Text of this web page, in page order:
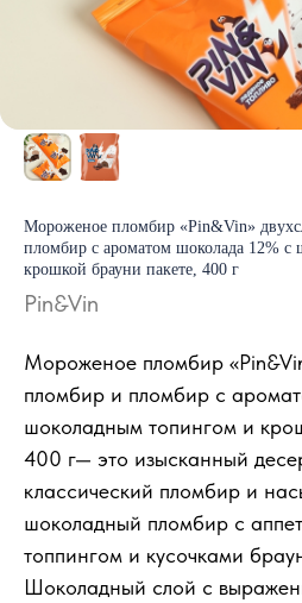
Мороженое пломбир «Pin&Vin»
пломбир с ароматом шоколада 12%
крошкой брауни пакете, 400 г
Pin&Vin
Мороженое пломбир
пломбир и пломбир с
шоколадным топингом и
400 г— это изысканный
классический пломбир и
шоколадный пломбир с
топпингом и кусочками
Шоколадный слой с